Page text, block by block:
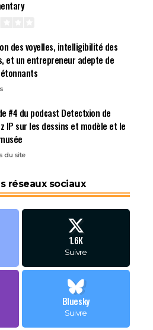
des voyelles, intelligibilité des
et un entrepreneur adepte de
#4 du podcast Detectxion de
IP sur les dessins et modèle et le
du site
réseaux sociaux
1.6K
Suivre
Bluesky
Suivre